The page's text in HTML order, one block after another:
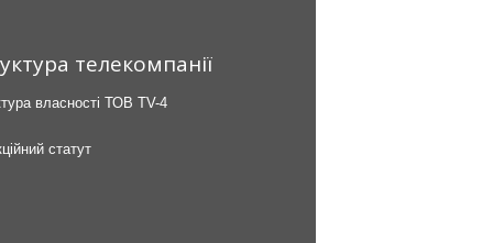
телекомпанії
власності ТОВ TV-4
статут